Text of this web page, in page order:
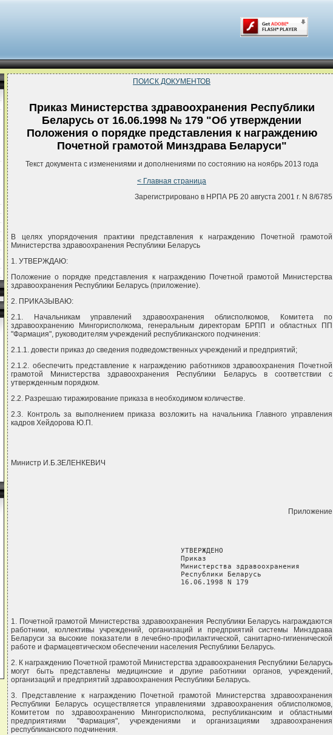
ПОИСК ДОКУМЕНТОВ
Приказ Министерства здравоохранения Республики
Беларусь от 16.06.1998 № 179 "Об утверждении
Положения о порядке представления к награждению
Почетной грамотой Минздрава Беларуси"
Текст документа с изменениями и дополнениями по состоянию на ноябрь 2013 года
< Главная страница
Зарегистрировано в НРПА РБ 20 августа 2001 г. N 8/6785
В целях упорядочения практики представления к награждению Почетной грамотой
Министерства здравоохранения Республики Беларусь
1. УТВЕРЖДАЮ:
Положение о порядке представления к награждению Почетной грамотой Министерства
здравоохранения Республики Беларусь (приложение).
2. ПРИКАЗЫВАЮ:
2.1. Начальникам управлений здравоохранения облисполкомов, Комитета по
здравоохранению Мингорисполкома, генеральным директорам БРПП и областных ПП
"Фармация", руководителям учреждений республиканского подчинения:
2.1.1. довести приказ до сведения подведомственных учреждений и предприятий;
2.1.2. обеспечить представление к награждению работников здравоохранения Почетной
грамотой Министерства здравоохранения Республики Беларусь в соответствии с
утвержденным порядком.
2.2. Разрешаю тиражирование приказа в необходимом количестве.
2.3. Контроль за выполнением приказа возложить на начальника Главного управления
кадров Хейдорова Ю.П.
Министр И.Б.ЗЕЛЕНКЕВИЧ
Приложение
                                        УТВЕРЖДЕНО
                                        Приказ
                                        Министерства здравоохранения
                                        Республики Беларусь
                                        16.06.1998 N 179
1. Почетной грамотой Министерства здравоохранения Республики Беларусь награждаются
работники, коллективы учреждений, организаций и предприятий системы Минздрава
Беларуси за высокие показатели в лечебно-профилактической, санитарно-гигиенической
работе и фармацевтическом обеспечении населения Республики Беларусь.
2. К награждению Почетной грамотой Министерства здравоохранения Республики Беларусь
могут быть представлены медицинские и другие работники органов, учреждений,
организаций и предприятий здравоохранения Республики Беларусь.
3. Представление к награждению Почетной грамотой Министерства здравоохранения
Республики Беларусь осуществляется управлениями здравоохранения облисполкомов,
Комитетом по здравоохранению Мингорисполкома, республиканским и областными
предприятиями "Фармация", учреждениями и организациями здравоохранения
республиканского подчинения.